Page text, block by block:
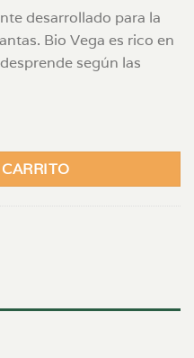
desarrollado para la
Bio Vega es rico en
según las